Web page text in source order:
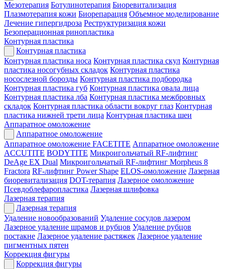
Мезотерапия Ботулинотерапия Биоревитализация
Плазмотерапия кожи Биорепарация Объемное моделирование
Лечение гипергидроза Реструктуризация кожи
Безоперационная ринопластика
Контурная пластика
Контурная пластика
Контурная пластика носа Контурная пластика скул Контурная
пластика носогубных складок Контурная пластика
носослезной борозды Контурная пластика подбородка
Контурная пластика губ Контурная пластика овала лица
Контурная пластика лба Контурная пластика межбровных
складок Контурная пластика области вокруг глаз Контурная
пластика нижней трети лица Контурная пластика шеи
Аппаратное омоложение
Аппаратное омоложение
Аппаратное омоложение FACETITE Аппаратное омоложение
ACCUTITE BODYTITE Микроигольчатый RF-лифтинг
DeAge EX Dual Микроигольчатый RF-лифтинг Morpheus 8
Fractora RF-лифтинг Power Shape ELOS-омоложение Лазерная
биоревитализация DOT-терапия Лазерное омоложение
Псевдоблефаропластика Лазерная шлифовка
Лазерная терапия
Лазерная терапия
Удаление новообразований Удаление сосудов лазером
Лазерное удаление шрамов и рубцов Удаление рубцов
постакне Лазерное удаление растяжек Лазерное удаление
пигментных пятен
Коррекция фигуры
Коррекция фигуры